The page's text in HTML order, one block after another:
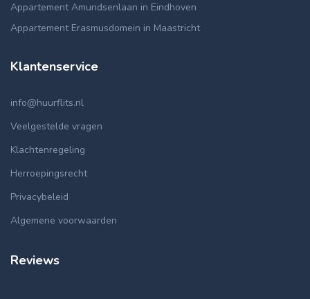
Appartement Amundsenlaan in Eindhoven
Appartement Erasmusdomein in Maastricht
Klantenservice
info@huurflits.nl
Veelgestelde vragen
Klachtenregeling
Herroepingsrecht
Privacybeleid
Algemene voorwaarden
Reviews